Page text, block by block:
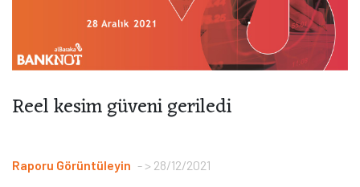
Reel kesim güveni geriledi
Raporu Görüntüleyin > 28/12/2021